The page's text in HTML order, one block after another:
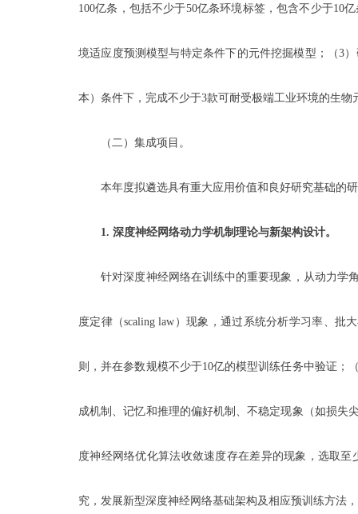
100亿条，包括不少于50亿条环境标签，包含不少于10
境适应度预测模型与特定条件下的元件挖掘模型；（3
本）条件下，完成不少于3款可耐受极端工业环境的生
（二）集成项目。
本年度拟遴选具有重大应用价值和良好研究基础的研
1. 深度神经网络动力学机制理论与新架构设计。
针对深度神经网络在训练中的重要现象，从动力学角
度定律（scaling law）现象，通过系统分析学习率、
则，并在参数规模不少于10亿的模型训练任务中验证；
成机制、记忆和推理的偏好机制、不稳定现象（如损失
度神经网络优化算法收敛速度存在差异的现象，选取
究，发展新型深度神经网络基础架构及相应预训练方法